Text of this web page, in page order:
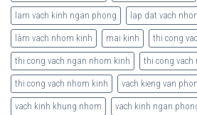
lam vach kinh ngan phong lap dat vach
làm vach nhom kinh mai kinh thi cong
thi cong vach ngan nhom kinh thi cong
thi cong vach nhom kinh vach kieng van
vach kinh khung nhom vach kinh ngan